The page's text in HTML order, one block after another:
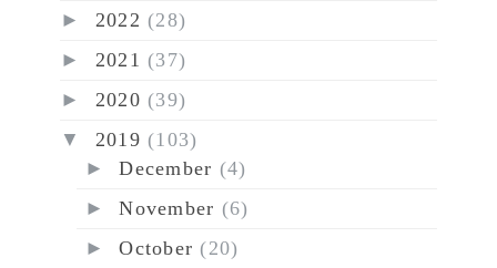
► 2022 (28)
► 2021 (37)
► 2020 (39)
▼ 2019 (103)
►December (4)
►November (6)
►October (20)